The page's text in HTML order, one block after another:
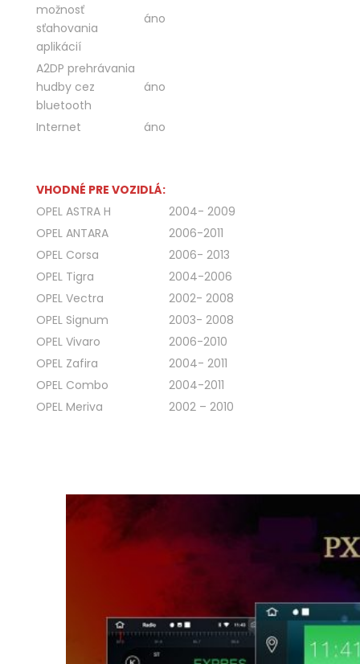
možnosť
sťahovania
aplikácií
áno
A2DP prehrávania
hudby cez
bluetooth
áno
Internet áno
VHODNÉ PRE VOZIDLÁ:
OPEL ASTRA H
2004- 2009
OPEL ANTARA
2006-2011
OPEL Corsa
2006- 2013
OPEL Tigra
2004-2006
OPEL Vectra
2002- 2008
OPEL Signum
2003- 2008
OPEL Vivaro
2006-2010
OPEL Zafira
2004- 2011
OPEL Combo
2004-2011
OPEL Meriva
2002 – 2010